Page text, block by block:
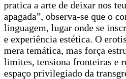
pratica a arte de deixar nos
apagada”, observa-se que o
linguagem, lugar onde se
e experiência estética. O
mera temática, mas força
limites, tensiona fronteiras e
espaço privilegiado da